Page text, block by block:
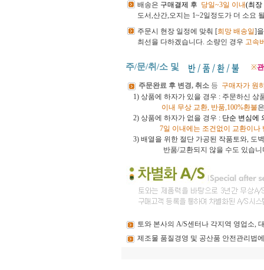
배송은 구매결제 후 당일~3일 이내(최장
도서,산간,오지는 1~2일정도가 더 소요
주문시 현장 일정에 맞춰 [희망 배송일]
최선을 다하겠습니다. 소량인 경우 고속
주/문/취/소 및 ※
주문완료 후 변경, 취소 등 구매자가 원
1) 상품에 하자가 있을 경우 : 주문하신 상
이내 무상 교환, 반품,100%환불
2) 상품에 하자가 없을 경우 : 단순 변심에
7일 이내에는 조건없이 교환이나
3) 배열을 위한 절단 가공된 작품토와, 도
반품/교환되지 않을 수도 있습니
토와 본사의 A/S센터나 각지역 영업소,
제조물 품질경영 및 공산품 안전관리법